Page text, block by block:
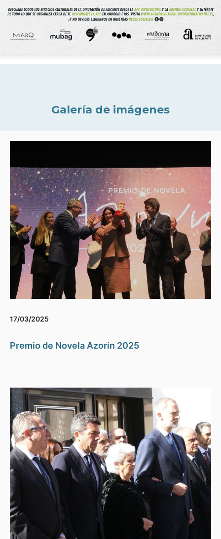
Galería de imágenes
17/03/2025
Premio de Novela Azorín 2025